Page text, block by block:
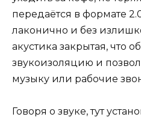
передаётся в формате
лаконично и без
акустика закрытая, что
звукоизоляцию и
музыку или рабочие
Говоря о звуке, тут